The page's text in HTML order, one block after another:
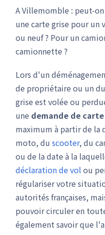
A Villemomble : peut-
une carte grise pour un
ou neuf ? Pour un
camionnette ?
Lors d'un
de propriétaire ou un
grise est volée ou
une demande de
maximum à partir de la
moto, du scooter, du
ou de la date à la
déclaration de vol ou
régulariser votre
autorités françaises,
pouvoir circuler en
également savoir que